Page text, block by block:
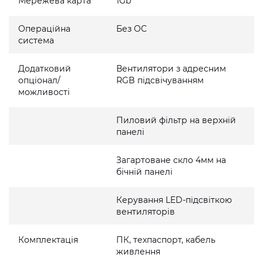
Операційна
система
Без ОС
Додатковий
опціонал/
можливості
Вентилятори з адресним
RGB підсвічуванням
Пиловий фільтр на верхній
панелі
Загартоване скло 4мм на
бічній панелі
Керування LED-підсвіткою
вентиляторів
Комплектація
ПК, техпаспорт, кабель
живлення